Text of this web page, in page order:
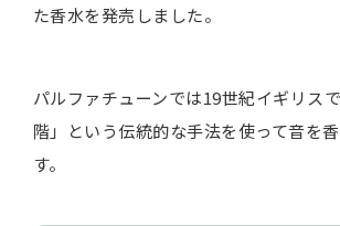
た香水を発売しました。
パルファチューンでは19世紀イギリス
階」という伝統的な手法を使って音を
す。